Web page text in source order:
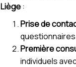
Liège:
Prise de
Première
individuels